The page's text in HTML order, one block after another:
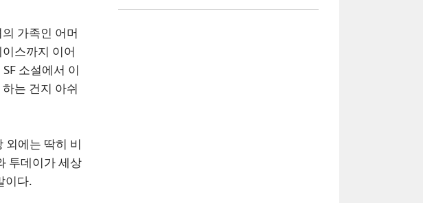
가족인 어머
스까지 이어
소설에서 이
는 건지 아쉬
외에는 딱히 비
투데이가 세상
이다.